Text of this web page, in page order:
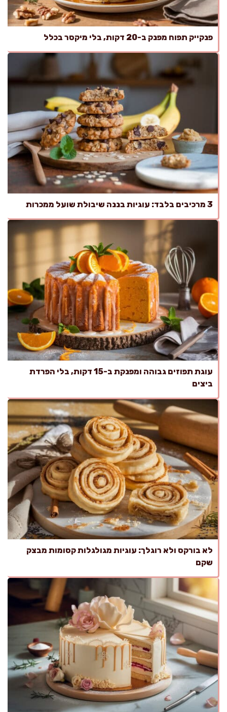
פנקייק תפוח מפנק ב-20 דקות, בלי מיקסר בכלל
3 מרכיבים בלבד: עוגיות בננה שיבולת שועל ממכרות
עוגת תפוזים גבוהה ומפנקת ב-15 דקות, בלי הפרדת
ביצים
לא בורקס ולא רוגלך: עוגיות מגולגלות קסומות מבצק
שקם